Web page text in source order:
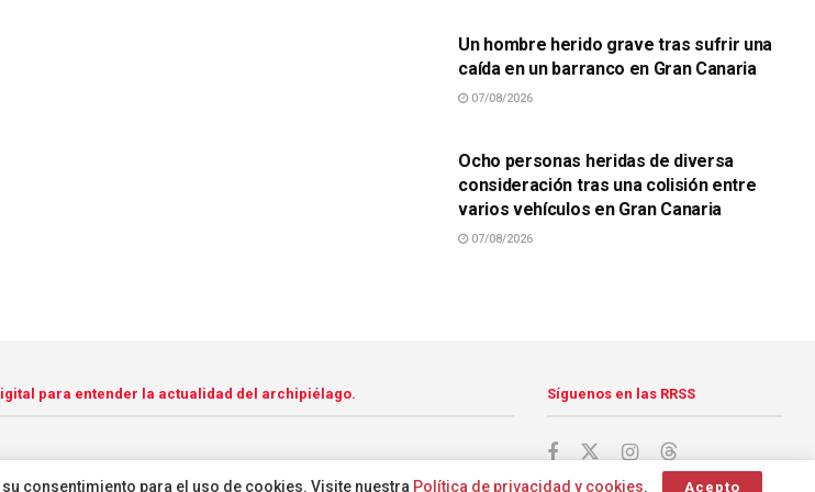
Un hombre herido grave tras sufrir una
caída en un barranco en Gran Canaria
07/08/2026
Ocho personas heridas de diversa
consideración tras una colisión entre
varios vehículos en Gran Canaria
07/08/2026
para entender la actualidad del archipiélago. Síguenos en las RRSS
consentimiento para el uso de cookies. Visite nuestra Política de privacidad y cookies. Acepto